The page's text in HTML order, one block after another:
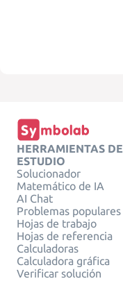
HERRAMIENTAS DE
ESTUDIO
Solucionador
Matemático de IA
AI Chat
Problemas populares
Hojas de trabajo
Hojas de referencia
Calculadoras
Calculadora gráfica
Verificar solución